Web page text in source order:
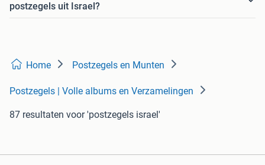
postzegels uit Israel?
Home Postzegels en Munten
Postzegels | Volle albums en Verzamelingen
87 resultaten voor 'postzegels israel'